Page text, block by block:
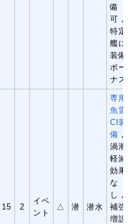
備
可，
特定
艦に
装備
ボー
ナス
15 2
イベ
ント
△ 潜 潜水
専用
魚雷
CI装
備 ，
渦潮
軽減
効果
な
し，
補強
増設